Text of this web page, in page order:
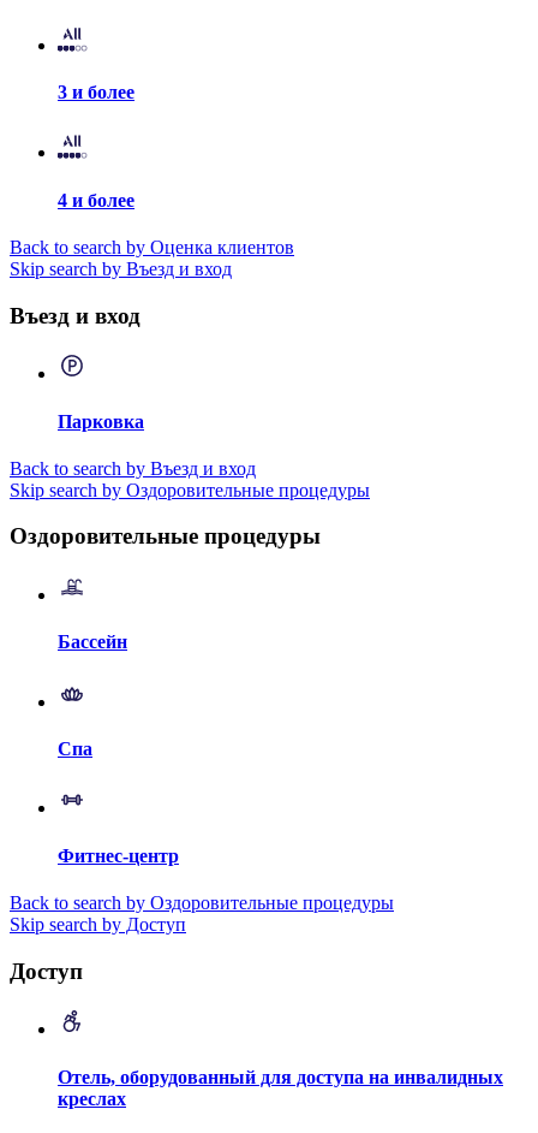
3 и более
4 и более
Back to search by Оценка клиентов
Skip search by Въезд и вход
Въезд и вход
Парковка
Back to search by Въезд и вход
Skip search by Оздоровительные процедуры
Оздоровительные процедуры
Бассейн
Спа
Фитнес-центр
Back to search by Оздоровительные процедуры
Skip search by Доступ
Доступ
Отель, оборудованный для доступа на инвалидных
креслах